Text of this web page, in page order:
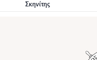
Σκηνίτης